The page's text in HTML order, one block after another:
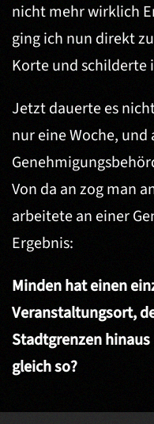
nicht mehr wirklich
ging ich nun direkt
Korte und schilderte
Jetzt dauerte es
nur eine Woche,
Von da an zog man
arbeitete an einer
Ergebnis:
Minden hat einen
Veranstaltungsort,
Stadtgrenzen
gleich so?